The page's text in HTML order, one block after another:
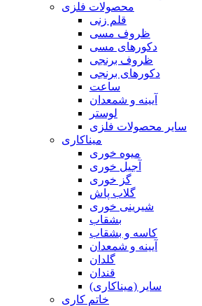
محصولات فلزی
قلم زنی
ظروف مسی
دکورهای مسی
ظروف برنجی
دکورهای برنجی
ساعت
آیینه و شمعدان
لوستر
سایر محصولات فلزی
میناکاری
میوه خوری
آجیل خوری
گز خوری
گلاب پاش
شیرینی خوری
بشقاب
کاسه و بشقاب
آیینه و شمعدان
گلدان
قندان
سایر (میناکاری)
خاتم کاری